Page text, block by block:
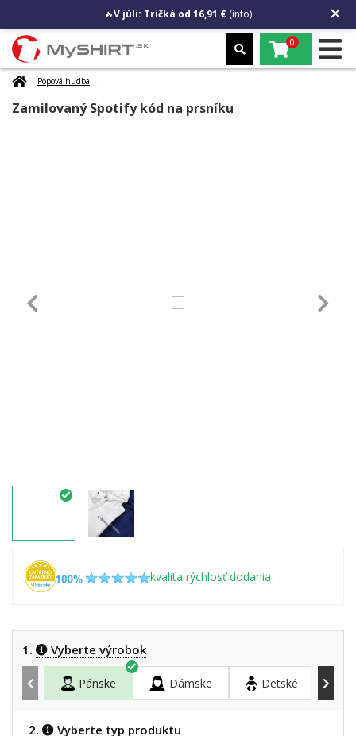
🔥V júli: Tričká od 16,91 € (info)
0
Popová hudba
Zamilovaný Spotify kód na prsníku
kvalita rýchlosť dodania
1. Vyberte výrobok
Pánske Dámske Detské
2. Vyberte typ produktu